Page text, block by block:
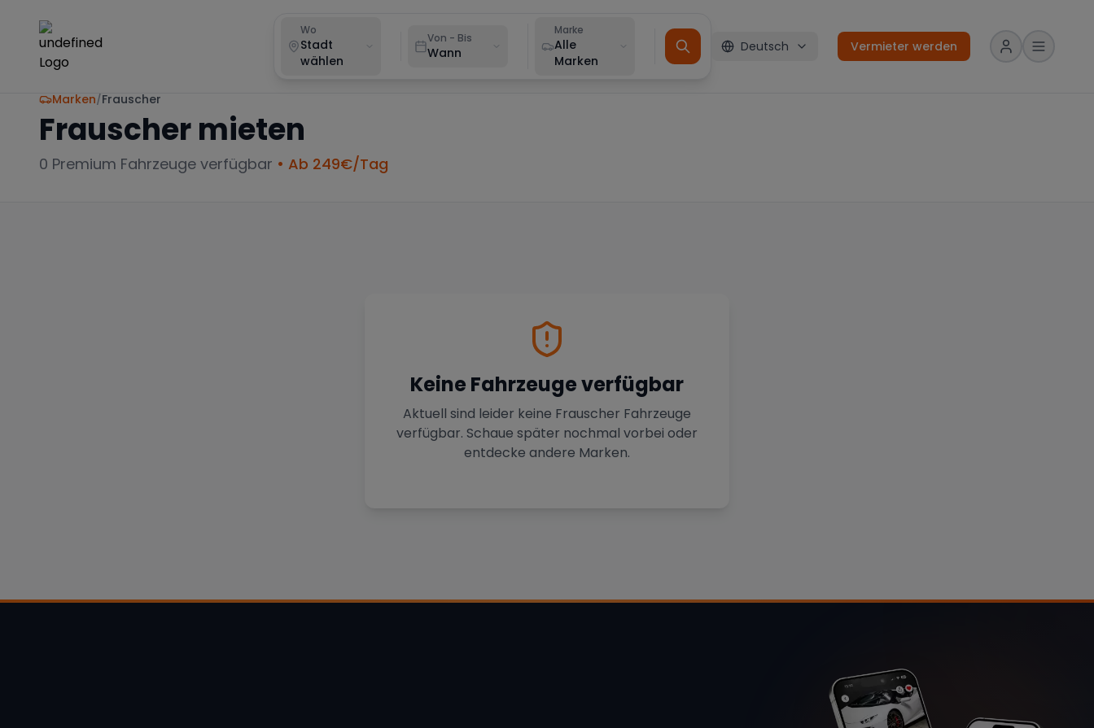
Wo
Stadt
wählen
Von - Bis
Wann
Marke
Alle
Marken
Deutsch Vermieter werden
Marken/Frauscher
Frauschermieten
0 Premium Fahrzeuge verfügbar • Ab 249€/Tag
Keine Fahrzeuge verfügbar
Aktuell sind leider keine Frauscher Fahrzeuge
verfügbar. Schaue später nochmal vorbei oder
entdecke andere Marken.